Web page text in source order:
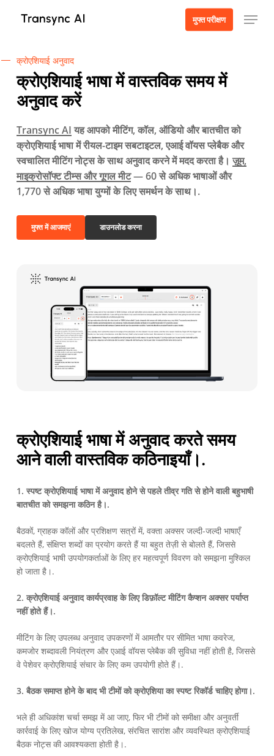
मुफ्त परीक्षण मेनू
क्रोएशियाई अनुवाद
क्रोएशियाई भाषा में वास्तविक समय में
अनुवाद करें
Transync AIयह आपको मीटिंग, कॉल, ऑडियो और बातचीत को
क्रोएशियाई भाषा में रीयल-टाइम सबटाइटल, एआई वॉयस प्लेबैक और
स्वचालित मीटिंग नोट्स के साथ अनुवाद करने में मदद करता है।ज़ूम,
माइक्रोसॉफ्ट टीम्स और गूगल मीट— 60 से अधिक भाषाओं और
1,770 से अधिक भाषा युग्मों के लिए समर्थन के साथ।.
मुफ्त में आजमाएं डाउनलोड करना
क्रोएशियाई भाषा में अनुवाद करते समय
आने वाली वास्तविक कठिनाइयाँ।.
1. स्पष्ट क्रोएशियाई भाषा में अनुवाद होने से पहले तीव्र गति से होने वाली बहुभाषी
बातचीत को समझना कठिन है।.
बैठकों, ग्राहक कॉलों और प्रशिक्षण सत्रों में, वक्ता अक्सर जल्दी-जल्दी भाषाएँ
बदलते हैं, संक्षिप्त शब्दों का प्रयोग करते हैं या बहुत तेज़ी से बोलते हैं, जिससे
क्रोएशियाई भाषी उपयोगकर्ताओं के लिए हर महत्वपूर्ण विवरण को समझना मुश्किल
हो जाता है।.
2. क्रोएशियाई अनुवाद कार्यप्रवाह के लिए डिफ़ॉल्ट मीटिंग कैप्शन अक्सर पर्याप्त
नहीं होते हैं।.
मीटिंग के लिए उपलब्ध अनुवाद उपकरणों में आमतौर पर सीमित भाषा कवरेज,
कमजोर शब्दावली नियंत्रण और एआई वॉयस प्लेबैक की सुविधा नहीं होती है, जिससे
वे पेशेवर क्रोएशियाई संचार के लिए कम उपयोगी होते हैं।.
3. बैठक समाप्त होने के बाद भी टीमों को क्रोएशिया का स्पष्ट रिकॉर्ड चाहिए होगा।.
भले ही अधिकांश चर्चा समझ में आ जाए, फिर भी टीमों को समीक्षा और अनुवर्ती
कार्रवाई के लिए खोज योग्य प्रतिलेख, संरचित सारांश और व्यवस्थित क्रोएशियाई
बैठक नोट्स की आवश्यकता होती है।.